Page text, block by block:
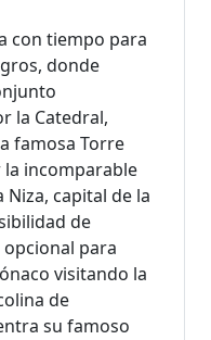
con tiempo para
donde
la Catedral,
famosa Torre
incomparable
capital de la
de
para
visitando la
de
su famoso